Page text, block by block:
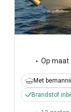
Op
Met
Brandstof